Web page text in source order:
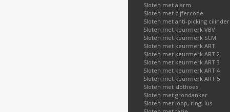
Sloten met alarm
Sloten met cijfercode
Sloten met anti-picking cilinder
Sloten met keurmerk VBV
Sloten met keurmerk SCM
Sloten met keurmerk ART
Sloten met keurmerk ART 2
Sloten met keurmerk ART 3
Sloten met keurmerk ART 4
Sloten met keurmerk ART 5
Sloten met slothoes
Sloten met grondanker
Sloten met loop, ring, lus